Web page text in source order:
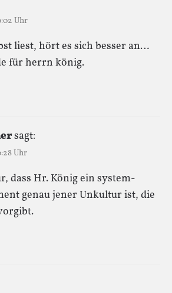
Uhr
liest, hört es sich besser an…
für herrn könig.
sagt:
Uhr
dass Hr. König ein system-
genau jener Unkultur ist, die